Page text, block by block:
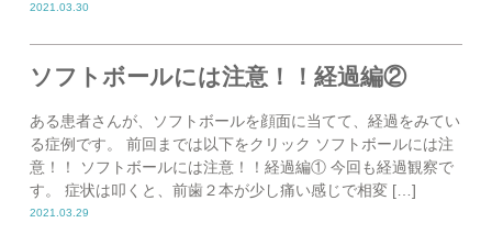
2021.03.30
ソフトボールには注意！！経過編②
ある患者さんが、ソフトボールを顔面に当てて、経過をみてい
る症例です。 前回までは以下をクリック ソフトボールには注
意！！ ソフトボールには注意！！経過編① 今回も経過観察で
す。 症状は叩くと、前歯２本が少し痛い感じで相変 […]
2021.03.29